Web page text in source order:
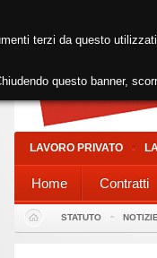
LAVORO PRIVATO
Home Contratti
STATUTO NOTIZIE
terzi da questo
questo banner,